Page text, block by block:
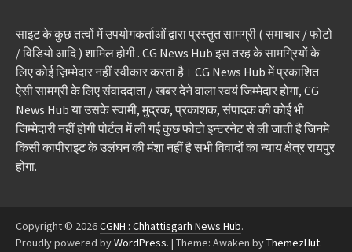
साइट के कुछ तत्वों में उपयोगकर्ताओं द्वारा प्रस्तुत सामग्री ( समाचार / फोटो
/ विडियो आदि ) शामिल होगी . CG News Hub इस तरह के सामग्रियों के
लिए कोई ज़िम्मेदार नहीं स्वीकार करता है। CG News Hub में प्रकाशित
ऐसी सामग्री के लिए संवाददाता / खबर देने वाला स्वयं जिम्मेदार होगा, CG
News Hub या उसके स्वामी, मुद्रक, प्रकाशक, संपादक की कोई भी
जिम्मेदारी नहीं होगी पोर्टल में ली गई कुछ फोटो इन्टरनेट से ली जाती है जिनमे
किसी कापीराइट के उलंघन की मंशा नहीं है सभी विवादों का न्याय क्षेत्र रायपुर
होगा.
Copyright © 2026CGNH : Chhattisgarh News Hub.
Proudly powered byWordPress. | Theme: Awaken byThemezHut.